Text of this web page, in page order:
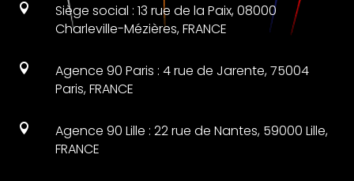

Siège social : 13 rue de la Paix, 08000
Charleville-Mézières, FRANCE

Agence 90 Paris : 4 rue de Jarente, 75004
Paris, FRANCE

Agence 90 Lille : 22 rue de Nantes, 59000 Lille,
FRANCE